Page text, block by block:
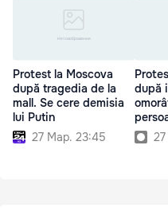
Protest la Moscova
după tragedia de la
mall. Se cere demisia
lui Putin
27 Мар. 23:45
după